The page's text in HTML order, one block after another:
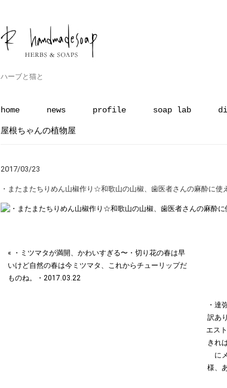
ハーブと猫と
home news profile soap lab
屋根ちゃんの植物屋
2017/03/23
・またまたちりめん山椒作り☆和歌山の山椒、歯医者さんの麻酔に使
« ・ミツマタが満開、かわいすぎる〜︎・切り花の春は早
いけど自然の春は今ミツマタ、これからチューリップだ
ものね。・2017.03.22
・達
訳あ
エス
きれ
に
様、